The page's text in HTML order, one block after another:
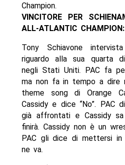
Champion.
VINCITORE PER
ALL-ATLANTIC
Tony Schiavone
riguardo alla sua quarta
negli Stati Uniti. PAC fa
ma non fa in tempo a dire
theme song di Orange
Cassidy e dice “No”. PAC
già affrontati e Cassidy
finirà. Cassidy non è un
PAC gli dice di mettersi
ne va.